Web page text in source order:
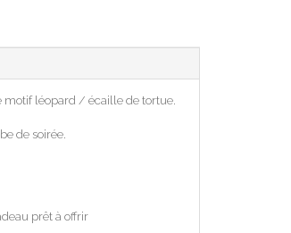
motif léopard / écaille de tortue.
de soirée.
prêt à offrir